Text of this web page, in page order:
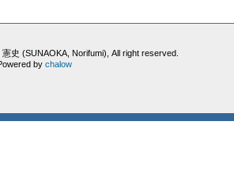
史 (SUNAOKA, Norifumi), All right reserved.
by chalow